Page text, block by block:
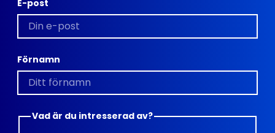
E-post
Förnamn
Vad är du intresserad av?